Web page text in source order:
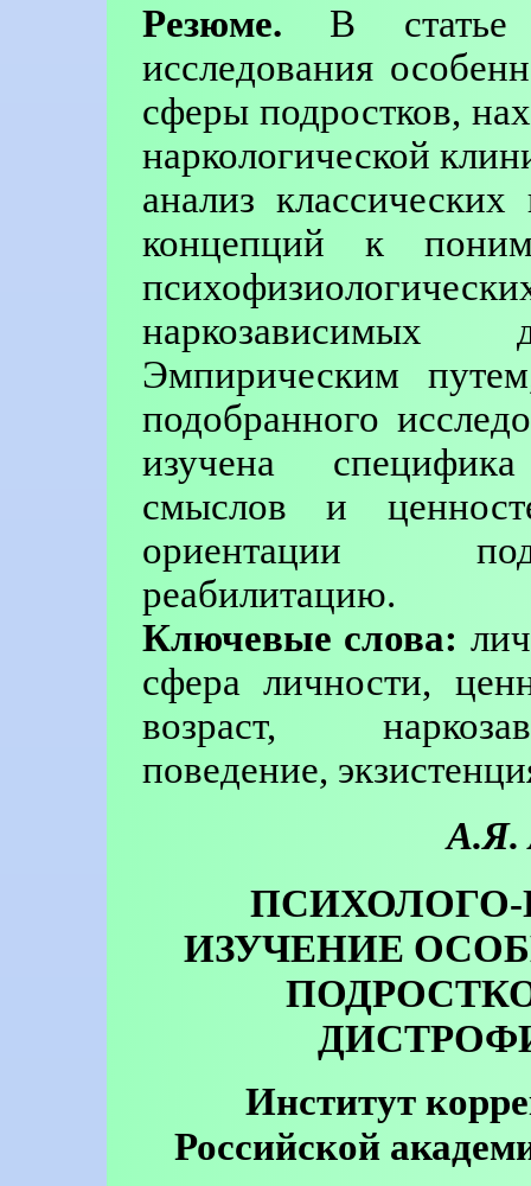
Резюме. В статье
исследования
сферы подростков,
наркологической
анализ
концепций к
Эмпирическим
подобранного
изучена
смыслов и
ориентации
реабилитацию.
Ключевые слова:
сфера личности,
возраст,
поведение,
А.Я.
ИЗУЧЕНИЕ
Институт
Российской